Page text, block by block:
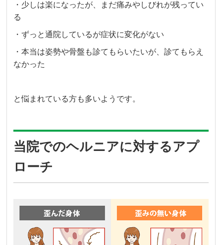
・少しは楽になったが、まだ痛みやしびれが残ってい
る
・ずっと通院しているが症状に変化がない
・本当は姿勢や骨盤も診てもらいたいが、診てもらえ
なかった
と悩まれている方も多いようです。
当院でのヘルニアに対するアプ
ローチ